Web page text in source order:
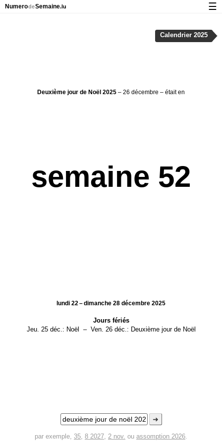
Deuxième jour de Noël 2025 – 26 décembre – était en
semaine 52
lundi 22 – dimanche 28 décembre 2025
Jours fériés
Jeu. 25 déc.: Noël – Ven. 26 déc.: Deuxième jour de Noël
➜
par exemple, 35, 8 2027, 2 nov. ou assomption 2026.
Calendrier 2025
NumerodeSemaine.lu ☰